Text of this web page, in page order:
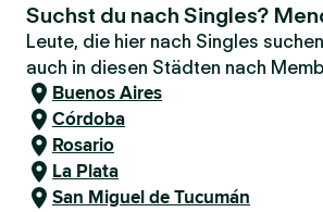
Suchst du nach Singles?
Leute, die hier nach Singles
auch in diesen Städten nach
Buenos Aires
Córdoba
Rosario
La Plata
San Miguel de Tucumán